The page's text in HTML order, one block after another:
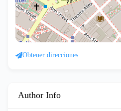
Obtener direcciones
Author Info